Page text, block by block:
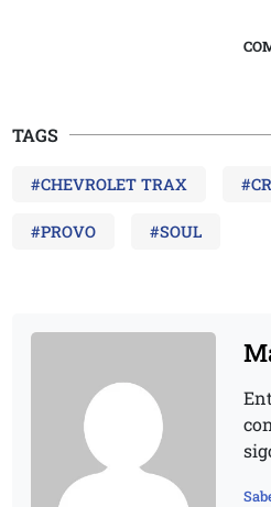
TAGS
#CHEVROLET TRAX
#PROVO #SOUL